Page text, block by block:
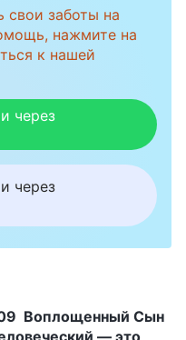
свои заботы на
нажмите на
к нашей
через
через
Воплощенный Сын
— это